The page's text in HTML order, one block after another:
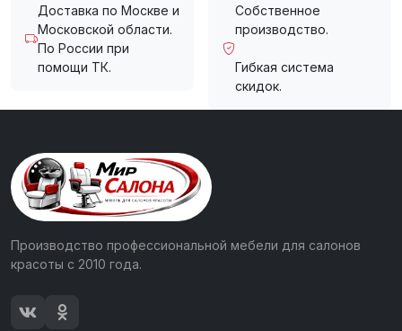
Доставка по Москве и
Московской области.
По России при
помощи ТК.
Собственное
производство.
Гибкая система
скидок.
Производство профессиональной мебели для салонов
красоты с 2010 года.